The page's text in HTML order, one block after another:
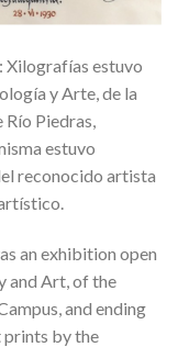
Xilografías estuvo
y Arte, de la
Río Piedras,
estuvo
reconocido artista
an exhibition open
and Art, of the
and ending
prints by the